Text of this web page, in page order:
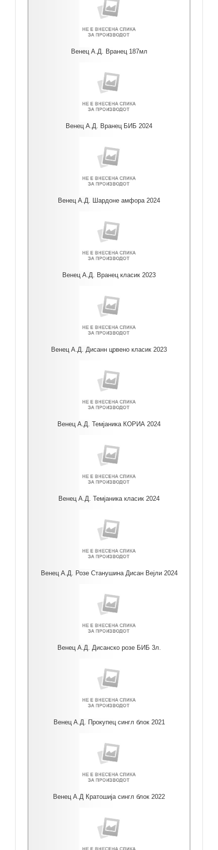
Венец А.Д. Вранец 187мл
Венец А.Д. Вранец БИБ 2024
Венец А.Д. Шардоне амфора 2024
Венец А.Д. Вранец класик 2023
Венец А.Д. Дисанн црвено класик 2023
Венец А.Д. Темјаника КОРИА 2024
Венец А.Д. Темјаника класик 2024
Венец А.Д. Розе Станушина Дисан Вејли 2024
Венец А.Д. Дисанско розе БИБ 3л.
Венец А.Д. Прокупец сингл блок 2021
Венец А.Д Кратошија сингл блок 2022